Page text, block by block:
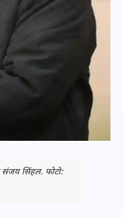
संजय सिंहल. फोटो: